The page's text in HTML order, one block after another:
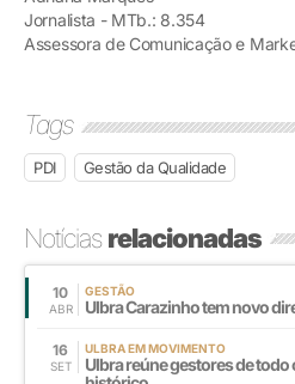
Jornalista - MTb.: 8.354
Assessora de Comunicação e
Tags
PDI Gestão da Qualidade
Notíciasrelacionadas
10
ABR
GESTÃO
Ulbra Carazinho tem novo
16
SET
ULBRA EM MOVIMENTO
Ulbra reúne gestores de todo